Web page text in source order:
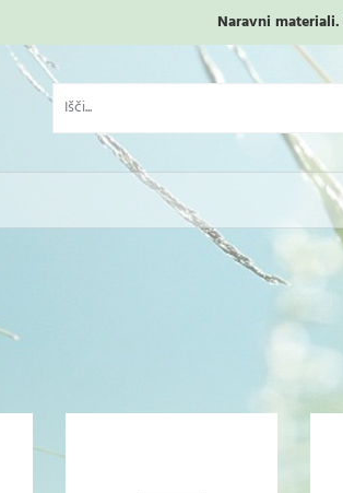
Naravni materiali.